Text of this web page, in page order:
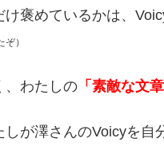
け褒めているかは、
ぞ）
、わたしの 「素敵な文章
しが澤さんのVoicyを自